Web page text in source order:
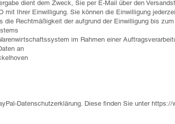
dient dem Zweck, Sie per E-Mail über den
mit Ihrer Einwilligung. Sie können die Einwilligung
die Rechtmäßigkeit der aufgrund der Einwilligung bis
im Rahmen einer
an
Datenschutzerklärung. Diese finden Sie unter https://